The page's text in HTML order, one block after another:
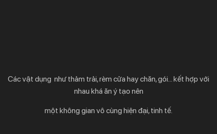
Các vật dụng như thảm trải, rèm cửa hay chăn, gói… kết hợp với
nhau khá ăn ý tạo nên
một không gian vô cùng hiện đại, tinh tế.